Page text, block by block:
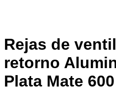
Rejas de
retorno
Plata Mate